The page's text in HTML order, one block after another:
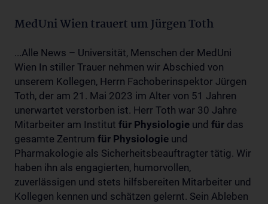
MedUni Wien trauert um Jürgen Toth
...Alle News – Universität, Menschen der MedUni
Wien In stiller Trauer nehmen wir Abschied von
unserem Kollegen, Herrn Fachoberinspektor Jürgen
Toth, der am 21. Mai 2023 im Alter von 51 Jahren
unerwartet verstorben ist. Herr Toth war 30 Jahre
Mitarbeiter am Institut für Physiologie und für das
gesamte Zentrum für Physiologie und
Pharmakologie als Sicherheitsbeauftragter tätig. Wir
haben ihn als engagierten, humorvollen,
zuverlässigen und stets hilfsbereiten Mitarbeiter und
Kollegen kennen und schätzen gelernt. Sein Ableben